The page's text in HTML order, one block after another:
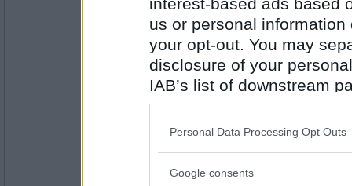
us or personal
your opt-out. You may
disclosure of your
IAB’s list of downstream
also be disclosed by us
Downstream Participants
Please note that this
Personal Data Processing Opt Outs
Google consents
Antal inlägg:
1825
förtjänar att må bra!
sasjov